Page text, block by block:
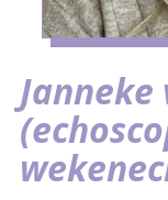
Janneke